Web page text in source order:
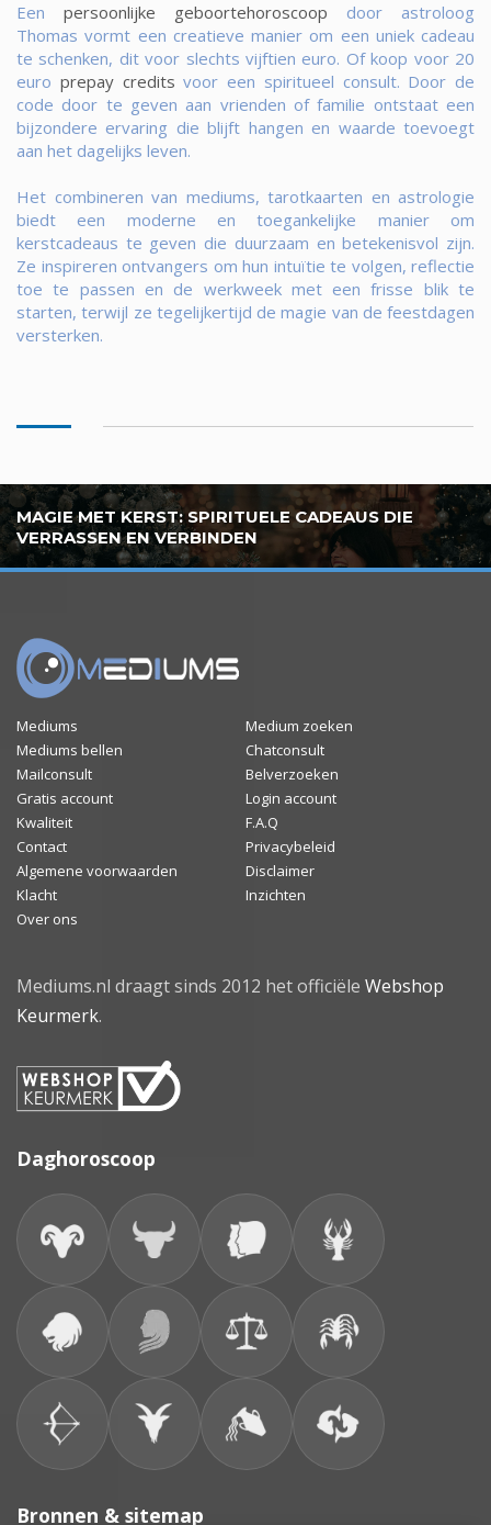
Een persoonlijke geboortehoroscoop door astroloog
Thomas vormt een creatieve manier om een uniek cadeau
te schenken, dit voor slechts vijftien euro. Of koop voor 20
euro prepay credits voor een spiritueel consult. Door de
code door te geven aan vrienden of familie ontstaat een
bijzondere ervaring die blijft hangen en waarde toevoegt
aan het dagelijks leven.
Het combineren van mediums, tarotkaarten en astrologie
biedt een moderne en toegankelijke manier om
kerstcadeaus te geven die duurzaam en betekenisvol zijn.
Ze inspireren ontvangers om hun intuïtie te volgen, reflectie
toe te passen en de werkweek met een frisse blik te
starten, terwijl ze tegelijkertijd de magie van de feestdagen
versterken.
MAGIE MET KERST: SPIRITUELE CADEAUS DIE
VERRASSEN EN VERBINDEN
Mediums
Medium zoeken
Mediums bellen
Chatconsult
Mailconsult
Belverzoeken
Gratis account
Login account
Kwaliteit
F.A.Q
Contact
Privacybeleid
Algemene voorwaarden
Disclaimer
Klacht
Inzichten
Over ons
Mediums.nl draagt sinds 2012 het officiële Webshop
Keurmerk.
Daghoroscoop
Bronnen & sitemap